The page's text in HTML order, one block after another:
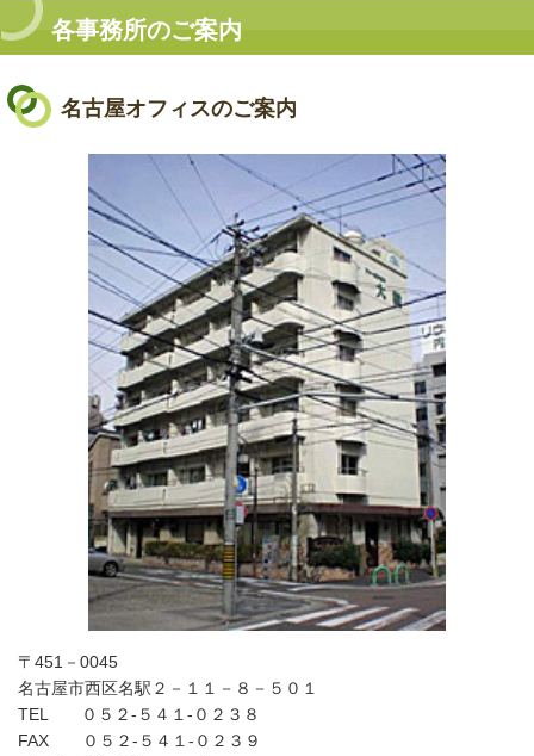
各事務所のご案内
名古屋オフィスのご案内
〒451－0045
名古屋市西区名駅２－１１－８－５０１
TEL ０５２-５４１-０２３８
FAX ０５２‐５４１‐０２３９